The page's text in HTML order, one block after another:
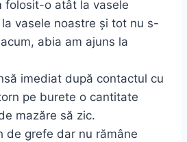
folosit-o atât la vasele
vasele noastre și tot nu s-
abia am ajuns la
imediat după contactul cu
pe burete o cantitate
mazăre să zic.
de grefe dar nu rămâne